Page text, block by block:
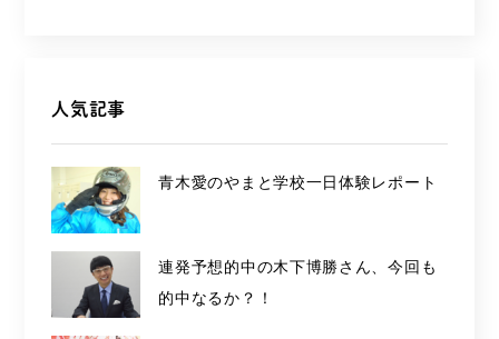
人気記事
青木愛のやまと学校一日体験レポート
連発予想的中の木下博勝さん、今回も
的中なるか？！